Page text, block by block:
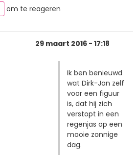
om te reageren
29 maart 2016 - 17:18
Ik ben benieuwd
wat Dirk-Jan zelf
voor een figuur
is, dat hij zich
verstopt in een
regenjas op een
mooie zonnige
dag.